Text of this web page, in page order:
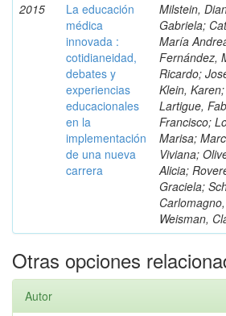
2015
La educación
médica
innovada :
cotidianeidad,
debates y
experiencias
educacionales
en la
implementación
de una nueva
carrera
Milstein,
Gabriela;
María
Fernández,
Ricardo;
Klein,
Lartigue,
Francisco;
Marisa;
Viviana;
Alicia;
Graciela;
Weisman,
Otras opciones
Autor